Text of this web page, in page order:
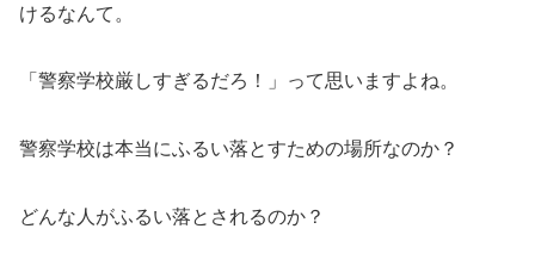
けるなんて。
「警察学校厳しすぎるだろ！」って思いますよね。
警察学校は本当にふるい落とすための場所なのか？
どんな人がふるい落とされるのか？